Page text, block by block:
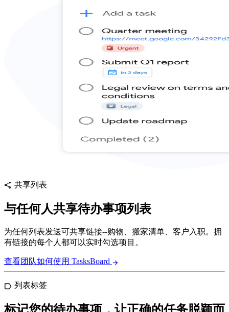
share 共享列表
与任何人共享待办事项列表
为任何列表发送可共享链接--购物、搬家清单、客户入职。拥
有链接的每个人都可以实时勾选项目。
查看团队如何使用 TasksBoard arrow_forward
label 列表标签